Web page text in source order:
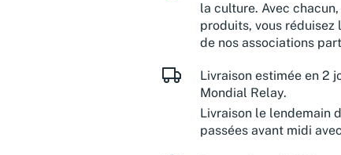
la culture. Avec
produits, vous
de nos associations
Livraison estimée en 2
Mondial Relay.
Livraison le lendemain
passées avant midi